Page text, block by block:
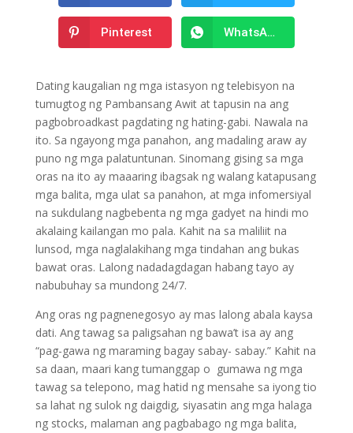
Pinterest WhatsApp
Dating kaugalian ng mga istasyon ng telebisyon na
tumugtog ng Pambansang Awit at tapusin na ang
pagbobroadkast pagdating ng hating-gabi. Nawala na
ito. Sa ngayong mga panahon, ang madaling araw ay
puno ng mga palatuntunan. Sinomang gising sa mga
oras na ito ay maaaring ibagsak ng walang katapusang
mga balita, mga ulat sa panahon, at mga infomersiyal
na sukdulang nagbebenta ng mga gadyet na hindi mo
akalaing kailangan mo pala. Kahit na sa maliliit na
lunsod, mga naglalakihang mga tindahan ang bukas
bawat oras. Lalong nadadagdagan habang tayo ay
nabubuhay sa mundong 24/7.
Ang oras ng pagnenegosyo ay mas lalong abala kaysa
dati. Ang tawag sa paligsahan ng bawa’t isa ay ang
“pag-gawa ng maraming bagay sabay- sabay.” Kahit na
sa daan, maari kang tumanggap o gumawa ng mga
tawag sa telepono, mag hatid ng mensahe sa iyong tio
sa lahat ng sulok ng daigdig, siyasatin ang mga halaga
ng stocks, malaman ang pagbabago ng mga balita,